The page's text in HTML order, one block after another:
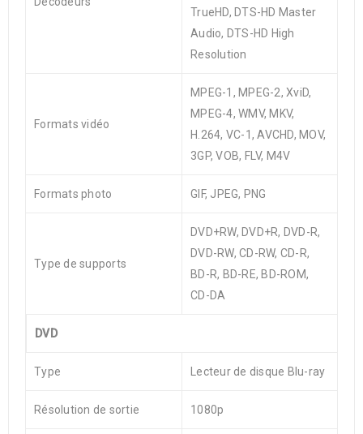
TrueHD, DTS-HD Master
Audio, DTS-HD High
Resolution
Formats vidéo
MPEG-1, MPEG-2, XviD,
MPEG-4, WMV, MKV,
H.264, VC-1, AVCHD, MOV,
3GP, VOB, FLV, M4V
Formats photo GIF, JPEG, PNG
Type de supports
DVD+RW, DVD+R, DVD-R,
DVD-RW, CD-RW, CD-R,
BD-R, BD-RE, BD-ROM,
CD-DA
DVD
Type Lecteur de disque Blu-ray
Résolution de sortie 1080p